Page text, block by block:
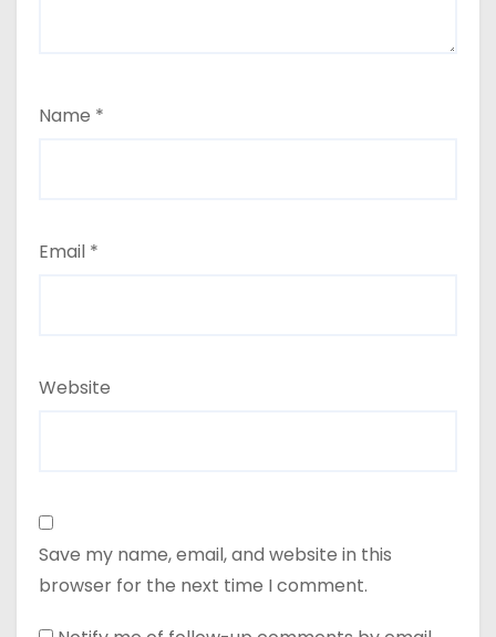
Name *
Email *
Website
Save my name, email, and website in this
browser for the next time I comment.